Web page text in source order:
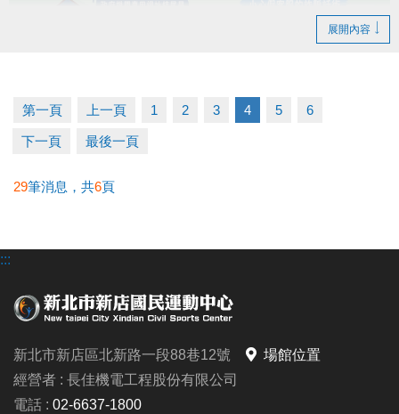
(原價200元/次)
成績公佈
樓，並同步公告於中心官網及官方fb粉專。
2026/6/24 (三) ~ 6/30 (二) 6:00~21:00止
請得獎人攜帶本活動月卡及身分證，於期間內至中心
三樓櫃台簽收領獎；如逾期未領取獎項，則視同放棄
項之權利。
展開內容
第一頁 上一頁 1 2 3 4 5 6
下一頁 最後一頁
29筆消息，共6頁
:::
新北市新店區北新路一段88巷12號
場館位置
經營者 : 長佳機電工程股份有限公司
電話 : 02-6637-1800